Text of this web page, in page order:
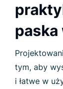
tym, aby
i łatwe w